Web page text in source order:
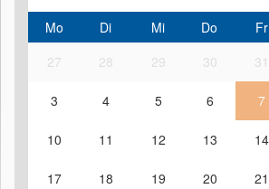
Mo Di Mi Do Fr
27
28 29 30 31
3 4 5 6 7
10 11 12 13 14
17 18 19 20 21